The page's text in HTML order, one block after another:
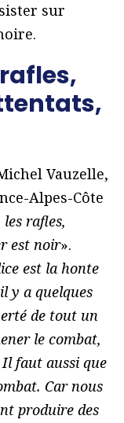
sur
Vauzelle,
Alpes-Côte
rafles,
est noir».
est la honte
y a quelques
de tout un
le combat,
faut aussi que
Car nous
produire des